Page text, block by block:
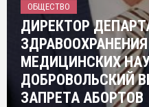
ОБЩЕСТВО
ДИРЕКТОР
МЕДИЦИНСКИХ
ДОБРОВОЛЬСКИЙ
ЗАПРЕТА АБОРТОВ